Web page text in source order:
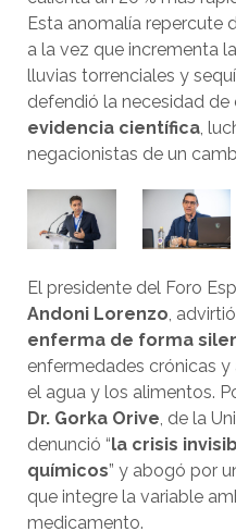
Esta anomalía repercute
a la vez que incrementa
lluvias torrenciales y
defendió la necesidad de
evidencia científica,
negacionistas de un
El presidente del Foro
Andoni Lorenzo ,
enferma de forma
enfermedades crónicas y
el agua y los alimentos.
Dr. Gorka Orive , de la
denunció “la crisis
químicos” y abogó por
que integre la variable
medicamento.